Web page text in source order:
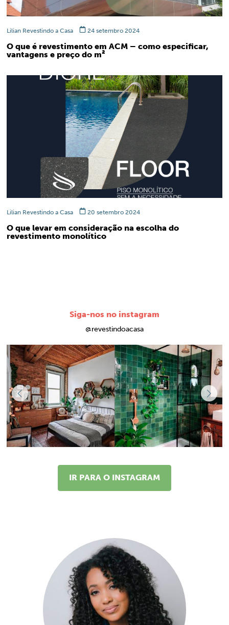
Lilian Revestindo a Casa 24 setembro 2024
O que é revestimento em ACM – como especificar,
vantagens e preço do m²
Lilian Revestindo a Casa 20 setembro 2024
O que levar em consideração na escolha do
revestimento monolítico
Siga-nos no instagram
@revestindoacasa
IR PARA O INSTAGRAM